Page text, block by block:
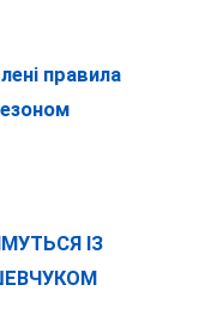
правила
ІЗ